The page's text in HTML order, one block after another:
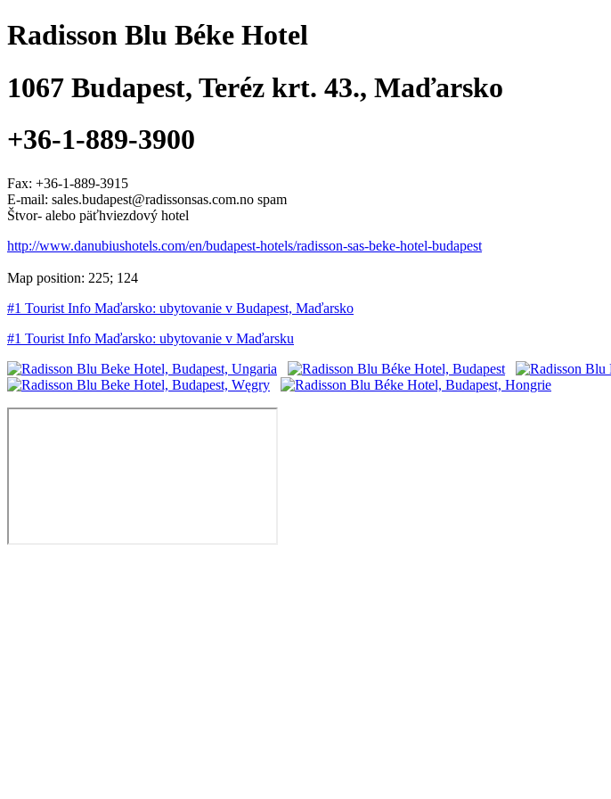
Radisson Blu Béke Hotel
1067 Budapest, Teréz krt. 43., Maďarsko
+36-1-889-3900
Fax: +36-1-889-3915
E-mail: sales.budapest@radissonsas.com.no spam
Štvor- alebo päťhviezdový hotel
http://www.danubiushotels.com/en/budapest-hotels/radisson-sas-beke-hotel-budapest
Map position: 225; 124
#1 Tourist Info Maďarsko: ubytovanie v Budapest, Maďarsko
#1 Tourist Info Maďarsko: ubytovanie v Maďarsku